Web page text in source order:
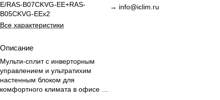
E/RAS-B07CKVG-EE+RAS-
B05CKVG-EEx2
Все характеристики
Описание
Мульти-сплит с инверторным
управлением и ультратихим
настенным блоком для
комфортного климата в офисе до
→ info@iclim.ru